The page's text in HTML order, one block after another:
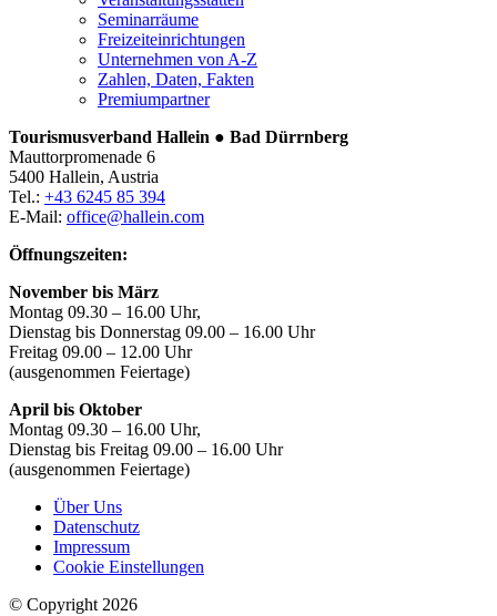
Seminarräume
Freizeiteinrichtungen
Unternehmen von A-Z
Zahlen, Daten, Fakten
Premiumpartner
Tourismusverband Hallein ● Bad Dürrnberg
Mauttorpromenade 6
5400 Hallein, Austria
Tel.: +43 6245 85 394
E-Mail: office@hallein.com
Öffnungszeiten:
November bis März
Montag 09.30 – 16.00 Uhr,
Dienstag bis Donnerstag 09.00 – 16.00 Uhr
Freitag 09.00 – 12.00 Uhr
(ausgenommen Feiertage)
April bis Oktober
Montag 09.30 – 16.00 Uhr,
Dienstag bis Freitag 09.00 – 16.00 Uhr
(ausgenommen Feiertage)
Über Uns
Datenschutz
Impressum
Cookie Einstellungen
© Copyright 2026